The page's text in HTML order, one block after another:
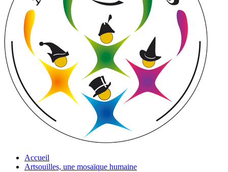
Accueil
Artsouilles, une mosaïque humaine